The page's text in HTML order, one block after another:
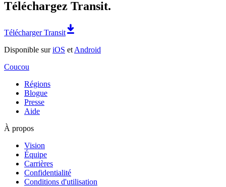
Téléchargez Transit.
Télécharger Transit
Disponible suriOS et Android
Coucou
Régions
Blogue
Presse
Aide
À propos
Vision
Équipe
Carrières
Confidentialité
Conditions d'utilisation